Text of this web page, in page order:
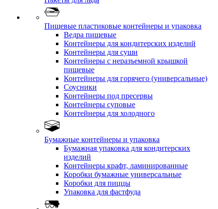
Пищевые пластиковые контейнеры и упаковка
Ведра пищевые
Контейнеры для кондитерских изделий
Контейнеры для суши
Контейнеры с неразъемной крышкой
пищевые
Контейнеры для горячего (универсальные)
Соусники
Контейнеры под пресервы
Контейнеры суповые
Контейнеры для холодного
Бумажные контейнеры и упаковка
Бумажная упаковка для кондитерских
изделий
Контейнеры крафт, ламинированные
Коробки бумажные универсальные
Коробки для пиццы
Упаковка для фастфуда